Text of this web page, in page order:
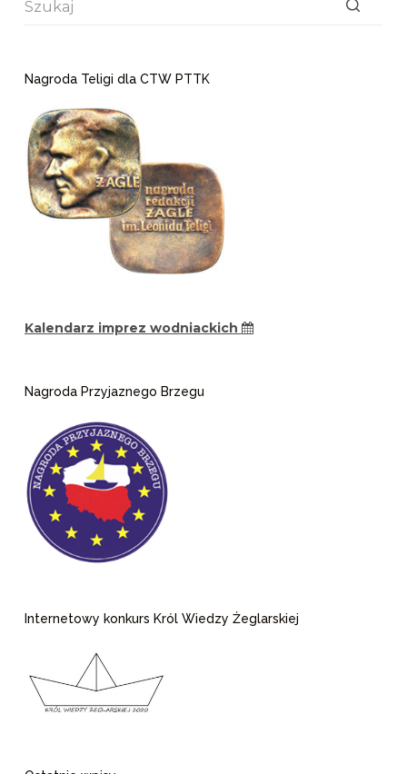
Nagroda Teligi dla CTW PTTK
Kalendarz imprez wodniackich
Nagroda Przyjaznego Brzegu
Internetowy konkurs Król Wiedzy Żeglarskiej